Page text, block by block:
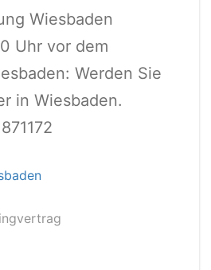
Wiesbaden
Uhr vor dem
Werden Sie
in Wiesbaden.